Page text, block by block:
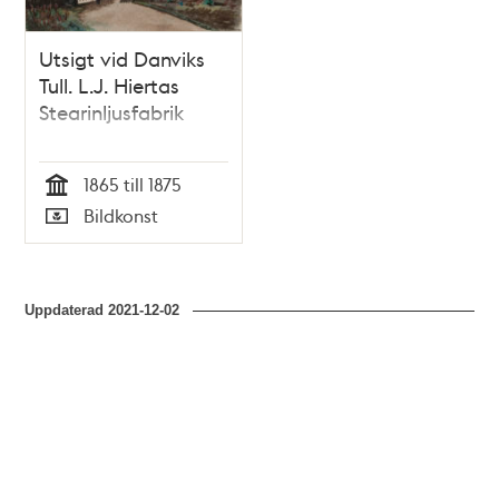
Utsigt vid Danviks
Tull. L.J. Hiertas
Stearinljusfabrik
Tid
1865 till 1875
Typ
Bildkonst
Uppdaterad2021-12-02